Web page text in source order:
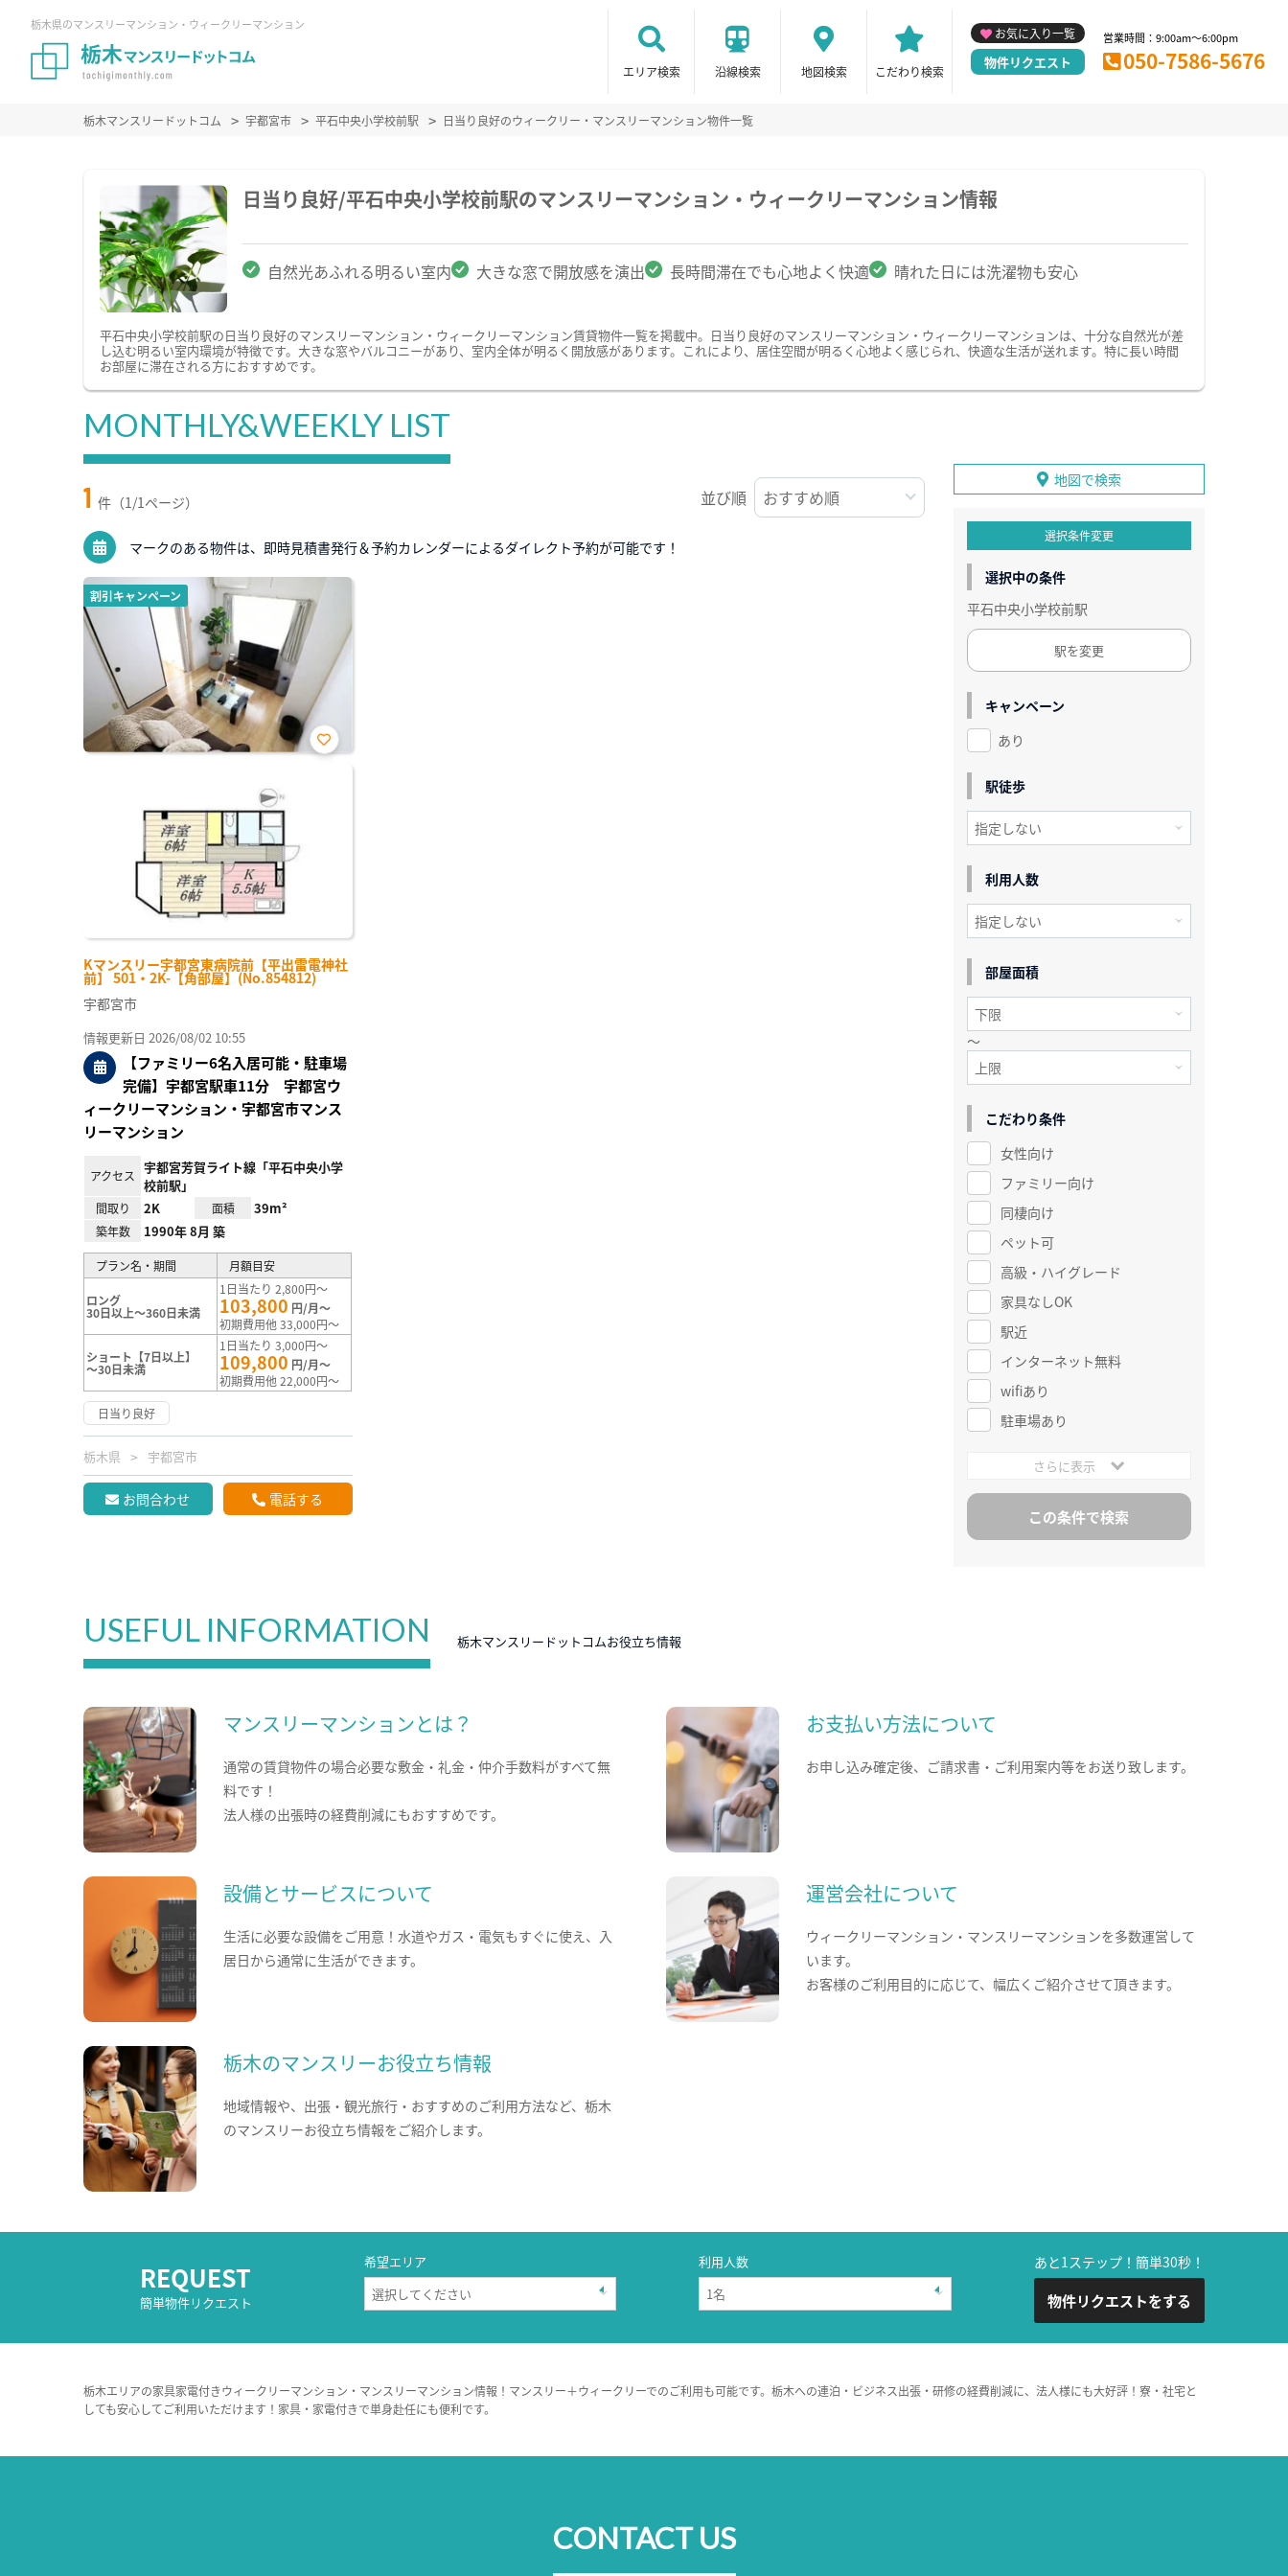
栃木県のマンスリーマンション・ウィークリーマンション
エリア検索 沿線検索 地図検索 こだわり検索
お気に入り一覧
物件リクエスト
営業時間：9:00am～6:00pm
050-7586-5676
栃木マンスリードットコム 宇都宮市 平石中央小学校前駅 日当り良好のウィークリー・マンスリーマンション物件一覧
日当り良好/平石中央小学校前駅のマンスリーマンション・ウィークリーマンション情報
自然光あふれる明るい室内 大きな窓で開放感を演出 長時間滞在でも心地よく快適 晴れた日には洗濯物も安心
平石中央小学校前駅の日当り良好のマンスリーマンション・ウィークリーマンション賃貸物件一覧を掲載中。日当り良好のマンスリーマンション・ウィークリーマンションは、十分な自然光が差
し込む明るい室内環境が特徴です。大きな窓やバルコニーがあり、室内全体が明るく開放感があります。これにより、居住空間が明るく心地よく感じられ、快適な生活が送れます。特に長い時間
お部屋に滞在される方におすすめです。
MONTHLY&WEEKLY LIST
1 件（1/1ページ） 並び順
マークのある物件は、即時見積書発行＆予約カレンダーによるダイレクト予約が可能です！
割引キャンペーン
Kマンスリー宇都宮東病院前【平出雷電神社
前】 501・2K-【角部屋】(No.854812)
お気
宇都宮市
情報更新日 2026/08/02 10:55
【ファミリー6名入居可能・駐車場
完備】宇都宮駅車11分 宇都宮ウ
ィークリーマンション・宇都宮市マンス
リーマンション
アクセス
宇都宮芳賀ライト線「平石中央小学
校前駅」
間取り 2K 面積 39m²
築年数 1990年 8月 築
プラン名・期間 月額目安
ロング
30日以上～360日未満
1日当たり 2,800円～
103,800 円/月～
初期費用他 33,000円～
ショート【7日以上】
～30日未満
1日当たり 3,000円～
109,800 円/月～
初期費用他 22,000円～
日当り良好
栃木県 宇都宮市
お問合わせ 電話する
地図で検索
選択条件変更
選択中の条件
平石中央小学校前駅
駅を変更
キャンペーン
あり
駅徒歩
利用人数
部屋面積
～
こだわり条件
女性向け
ファミリー向け
同棲向け
ペット可
高級・ハイグレード
家具なしOK
駅近
インターネット無料
wifiあり
駐車場あり
さらに表示
USEFUL INFORMATION 栃木マンスリードットコムお役立ち情報
マンスリーマンションとは？
通常の賃貸物件の場合必要な敷金・礼金・仲介手数料がすべて無
料です！
法人様の出張時の経費削減にもおすすめです。
お支払い方法について
お申し込み確定後、ご請求書・ご利用案内等をお送り致します。
設備とサービスについて
生活に必要な設備をご用意！水道やガス・電気もすぐに使え、入
居日から通常に生活ができます。
運営会社について
ウィークリーマンション・マンスリーマンションを多数運営して
います。
お客様のご利用目的に応じて、幅広くご紹介させて頂きます。
栃木のマンスリーお役立ち情報
地域情報や、出張・観光旅行・おすすめのご利用方法など、栃木
のマンスリーお役立ち情報をご紹介します。
REQUEST
簡単物件リクエスト
希望エリア 利用人数 あと1ステップ！簡単30秒！
物件リクエストをする
栃木エリアの家具家電付きウィークリーマンション・マンスリーマンション情報！マンスリー＋ウィークリーでのご利用も可能です。栃木への連泊・ビジネス出張・研修の経費削減に、法人様にも大好評！寮・社宅と
しても安心してご利用いただけます！家具・家電付きで単身赴任にも便利です。
CONTACT US